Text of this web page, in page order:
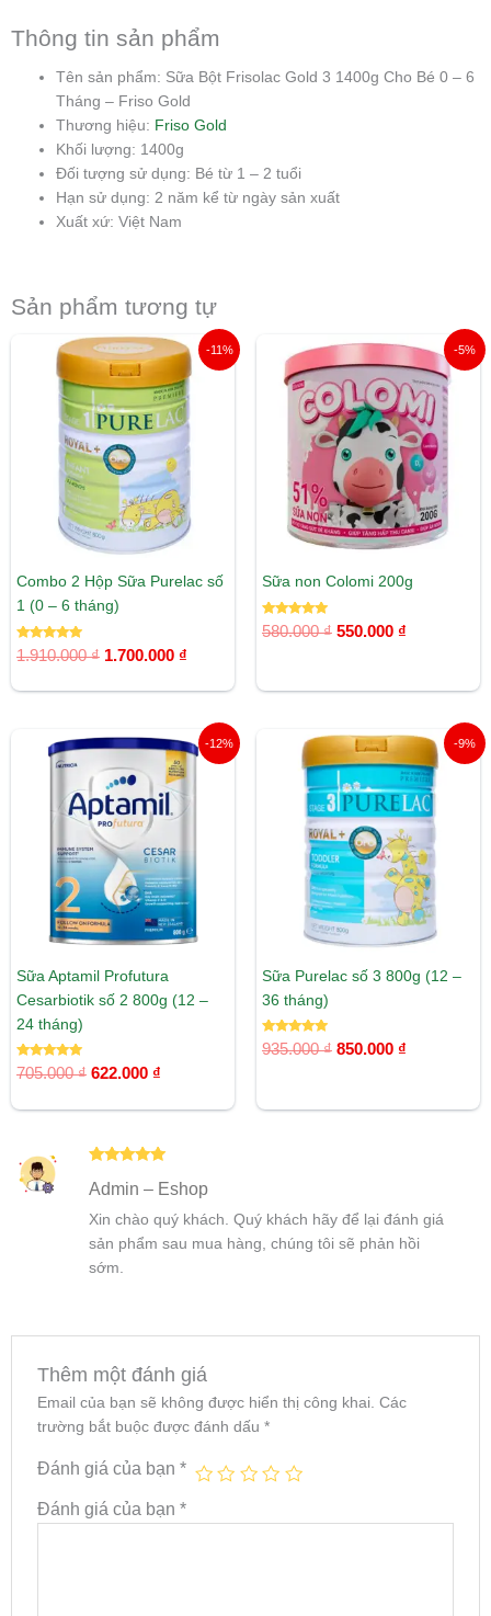
Thông tin sản phẩm
Tên sản phẩm: Sữa Bột Frisolac Gold 3 1400g Cho Bé 0 – 6
Tháng – Friso Gold
Thương hiệu: Friso Gold
Khối lượng: 1400g
Đối tượng sử dụng: Bé từ 1 – 2 tuổi
Hạn sử dụng: 2 năm kể từ ngày sản xuất
Xuất xứ: Việt Nam
Sản phẩm tương tự
-11%
Combo 2 Hộp Sữa Purelac số
1 (0 – 6 tháng)
Được xếp
hạng
1.910.000₫
Giá
gốc
là:
1.910.000 ₫.
1.700.000 ₫
Giá
hiện
tại
là:
1.700.000 ₫.
-5%
Sữa non Colomi 200g
Được xếp
hạng
580.000₫
Giá
gốc
là:
580.000 ₫.
550.000 ₫
Giá
hiện
tại
là:
550.000 ₫.
-12%
Sữa Aptamil Profutura
Cesarbiotik số 2 800g (12 –
24 tháng)
Được xếp
hạng
705.000₫
Giá
là:
705.000 ₫.
622.000 ₫
Giá
hiện
tại
là:
622.000 ₫.
-9%
Sữa Purelac số 3 800g (12 –
36 tháng)
Được xếp
hạng
935.000₫
Giá
gốc
là:
935.000 ₫.
850.000 ₫
Giá
hiện
tại
là:
850.000 ₫.
hạng55
Admin – Eshop
Xin chào quý khách. Quý khách hãy để lại đánh giá
sản phẩm sau mua hàng, chúng tôi sẽ phản hồi
sớm.
Thêm một đánh giá
Email của bạn sẽ không được hiển thị công khai. Các
trường bắt buộc được đánh dấu *
Đánh giá của bạn *
Đánh giá của bạn *